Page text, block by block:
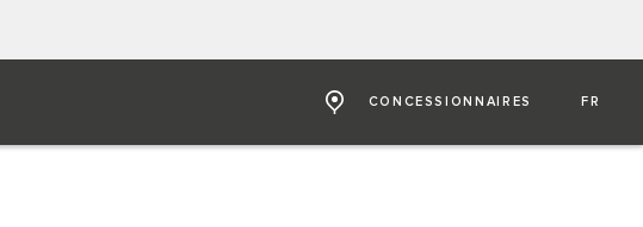
CONCESSIONNAIRES FR